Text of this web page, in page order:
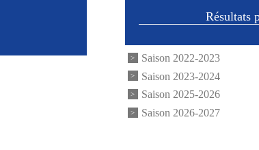
Résultats
Saison 2022-2023
Saison 2023-2024
Saison 2025-2026
Saison 2026-2027